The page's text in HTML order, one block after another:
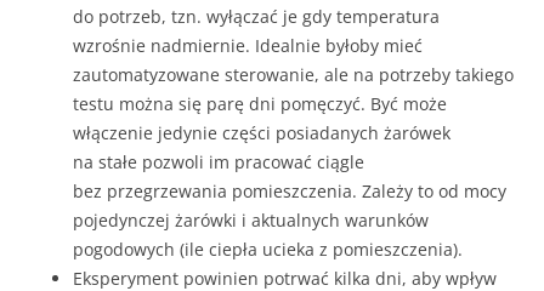
do potrzeb, tzn. wyłączać je gdy temperatura
wzrośnie nadmiernie. Idealnie byłoby mieć
zautomatyzowane sterowanie, ale na potrzeby takiego
testu można się parę dni pomęczyć. Być może
włączenie jedynie części posiadanych żarówek
na stałe pozwoli im pracować ciągle
bez przegrzewania pomieszczenia. Zależy to od mocy
pojedynczej żarówki i aktualnych warunków
pogodowych (ile ciepła ucieka z pomieszczenia).
Eksperyment powinien potrwać kilka dni, aby wpływ